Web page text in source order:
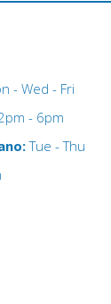
- Wed - Fri
- 6pm
Tue - Thu